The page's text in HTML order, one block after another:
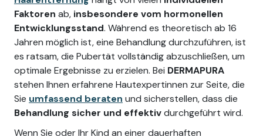
Faktoren ab, insbesondere vom hormonellen
Entwicklungsstand. Während es theoretisch ab 16
Jahren möglich ist, eine Behandlung durchzuführen, ist
es ratsam, die Pubertät vollständig abzuschließen, um
optimale Ergebnisse zu erzielen. Bei DERMAPURA
stehen Ihnen erfahrene Hautexpertinnen zur Seite, die
Sie umfassend beraten und sicherstellen, dass die
Behandlung sicher und effektivdurchgeführt wird.
Wenn Sie oder Ihr Kind an einer dauerhaften